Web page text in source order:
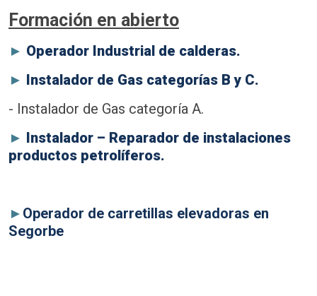
Formación en abierto
► Operador Industrial de calderas.
► Instalador de Gas categorías B y C.
- Instalador de Gas categoría A.
► Instalador – Reparador de instalaciones
productos petrolíferos.
► Operador de carretillas elevadoras en
Segorbe